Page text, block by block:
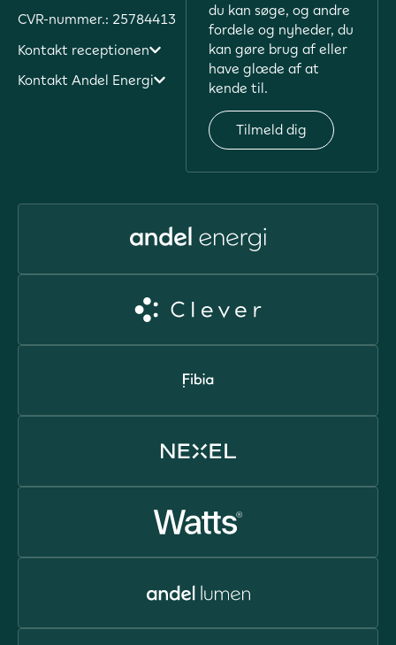
CVR-nummer.: 25784413
Kontakt receptionen
Kontakt Andel Energi
du kan søge, og andre
fordele og nyheder, du
kan gøre brug af eller
have glæde af at
kende til.
Tilmeld dig